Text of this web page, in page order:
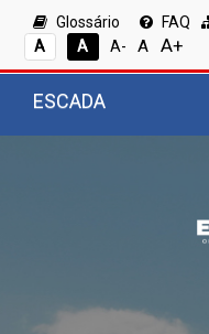
Glossário FAQ
A
A A- A A+
ESCADA